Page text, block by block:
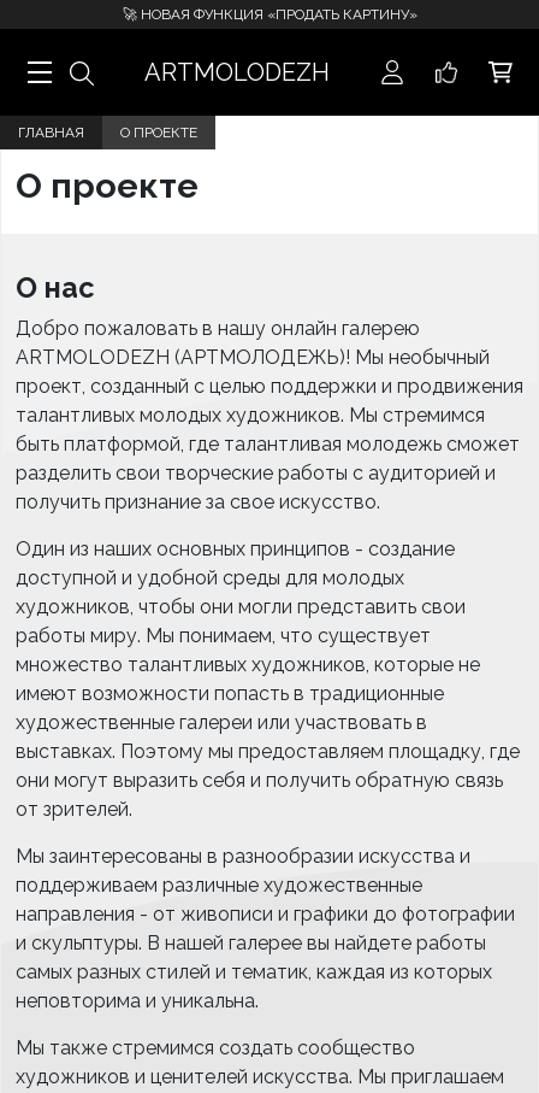
🚀 НОВАЯ ФУНКЦИЯ «ПРОДАТЬ КАРТИНУ»
ARTMOLODEZH
ГЛАВНАЯ О ПРОЕКТЕ
О проекте
О нас
Добро пожаловать в нашу онлайн галерею
ARTMOLODEZH (АРТМОЛОДЕЖЬ)! Мы необычный
проект, созданный с целью поддержки и продвижения
талантливых молодых художников. Мы стремимся
быть платформой, где талантливая молодежь сможет
разделить свои творческие работы с аудиторией и
получить признание за свое искусство.
Один из наших основных принципов - создание
доступной и удобной среды для молодых
художников, чтобы они могли представить свои
работы миру. Мы понимаем, что существует
множество талантливых художников, которые не
имеют возможности попасть в традиционные
художественные галереи или участвовать в
выставках. Поэтому мы предоставляем площадку, где
они могут выразить себя и получить обратную связь
от зрителей.
Мы заинтересованы в разнообразии искусства и
поддерживаем различные художественные
направления - от живописи и графики до фотографии
и скульптуры. В нашей галерее вы найдете работы
самых разных стилей и тематик, каждая из которых
неповторима и уникальна.
Мы также стремимся создать сообщество
художников и ценителей искусства. Мы приглашаем